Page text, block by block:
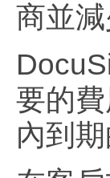
商並減
要的
內到